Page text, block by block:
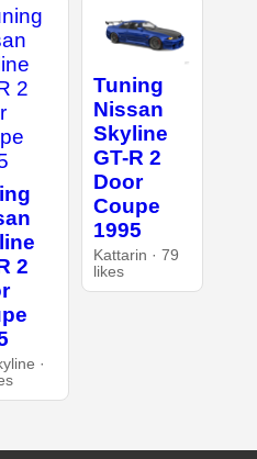
2
·
Tuning
Nissan
Skyline
GT-R 2
Door
Coupe
1995
Kattarin · 79
likes